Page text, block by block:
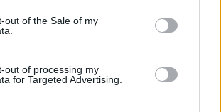
gather and store information including but
visit or usage behaviour. You may click to
to Google and its third-party tags to
out of the Sale of my
out of processing my
for Targeted Advertising.